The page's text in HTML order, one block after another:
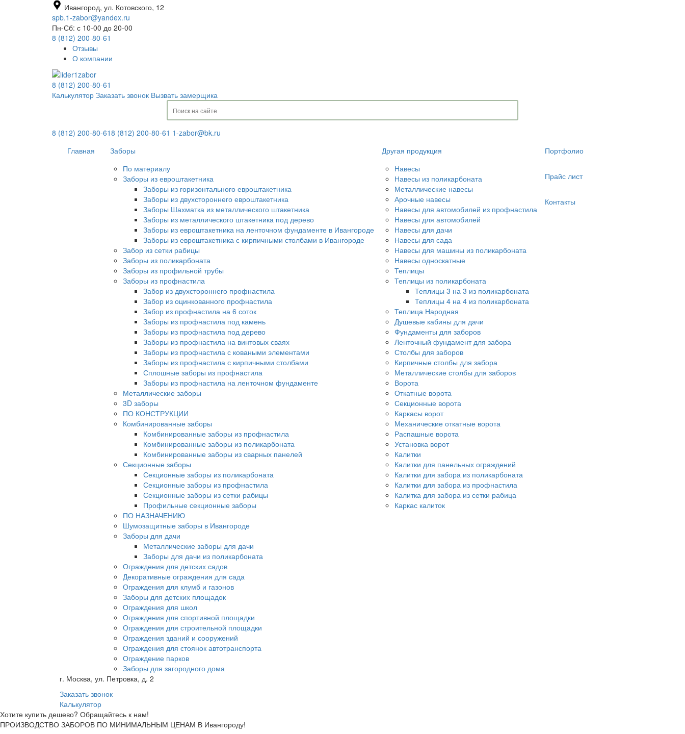
Ивангород, ул. Котовского, 12
spb.1-zabor@yandex.ru
Пн-Сб: с 10-00 до 20-00
8 (812) 200-80-61
Отзывы
О компании
8 (812) 200-80-61
Калькулятор Заказать звонок Вызвать замерщика
8 (812) 200-80-61
Главная
Заборы
По материалу
Заборы из евроштакетника
Заборы из горизонтального евроштакетника
Заборы из двухстороннего евроштакетника
Заборы Шахматка из металлического штакетника
Заборы из металлического штакетника под дерево
Заборы из евроштакетника на ленточном фундаменте в Ивангороде
Заборы из евроштакетника с кирпичными столбами в Ивангороде
Забор из сетки рабицы
Заборы из поликарбоната
Заборы из профильной трубы
Заборы из профнастила
Забор из двухстороннего профнастила
Забор из оцинкованного профнастила
Забор из профнастила на 6 соток
Заборы из профнастила под камень
Заборы из профнастила под дерево
Заборы из профнастила на винтовых сваях
Заборы из профнастила с коваными элементами
Заборы из профнастила с кирпичными столбами
Сплошные заборы из профнастила
Заборы из профнастила на ленточном фундаменте
Металлические заборы
3D заборы
ПО КОНСТРУКЦИИ
Комбинированные заборы
Комбинированные заборы из профнастила
Комбинированные заборы из поликарбоната
Комбинированные заборы из сварных панелей
Секционные заборы
Секционные заборы из поликарбоната
Секционные заборы из профнастила
Секционные заборы из сетки рабицы
Профильные секционные заборы
ПО НАЗНАЧЕНИЮ
Шумозащитные заборы в Ивангороде
Заборы для дачи
Металлические заборы для дачи
Заборы для дачи из поликарбоната
Ограждения для детских садов
Декоративные ограждения для сада
Ограждения для клумб и газонов
Заборы для детских площадок
Ограждения для школ
Ограждения для спортивной площадки
Ограждения для строительной площадки
Ограждения зданий и сооружений
Ограждения для стоянок автотранспорта
Ограждение парков
Заборы для загородного дома
Другая продукция
Навесы
Навесы из поликарбоната
Металлические навесы
Арочные навесы
Навесы для автомобилей из профнастила
Навесы для автомобилей
Навесы для дачи
Навесы для сада
Навесы для машины из поликарбоната
Навесы односкатные
Теплицы
Теплицы из поликарбоната
Теплицы 3 на 3 из поликарбоната
Теплицы 4 на 4 из поликарбоната
Теплица Народная
Душевые кабины для дачи
Фундаменты для заборов
Ленточный фундамент для забора
Столбы для заборов
Кирпичные столбы для забора
Металлические столбы для заборов
Ворота
Откатные ворота
Секционные ворота
Каркасы ворот
Механические откатные ворота
Распашные ворота
Установка ворот
Калитки
Калитки для панельных ограждений
Калитки для забора из поликарбоната
Калитки для забора из профнастила
Калитка для забора из сетки рабица
Каркас калиток
Портфолио
Прайс лист
Контакты
8 (812) 200-80-61 1-zabor@bk.ru
г. Москва, ул. Петровка, д. 2
Заказать звонок
Калькулятор
Хотите купить дешево? Обращайтесь к нам!
ПРОИЗВОДСТВО ЗАБОРОВ ПО МИНИМАЛЬНЫМ ЦЕНАМ В Ивангороду!